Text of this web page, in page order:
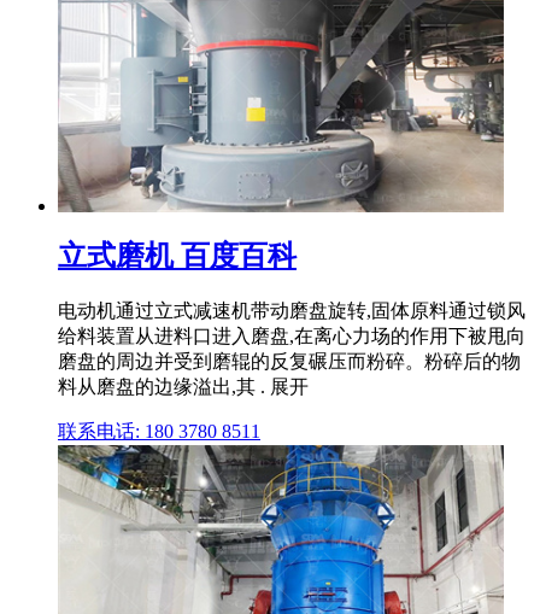
立式磨机 百度百科
电动机通过立式减速机带动磨盘旋转,固体原料通过锁风
给料装置从进料口进入磨盘,在离心力场的作用下被甩向
磨盘的周边并受到磨辊的反复碾压而粉碎。粉碎后的物
料从磨盘的边缘溢出,其 . 展开
联系电话: 180 3780 8511